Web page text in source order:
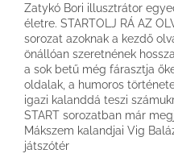
Zatykó Bori illusztrátor
életre. STARTOLJ RÁ AZ
sorozat azoknak a kezdő
önállóan szeretnének
a sok betű még fárasztja
oldalak, a humoros
igazi kalanddá teszi
START sorozatban már
Mákszem kalandjai Vig
játszótér